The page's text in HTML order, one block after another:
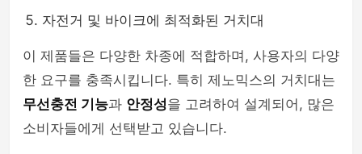
자전거 및 바이크에 최적화된 거치대
이 제품들은 다양한 차종에 적합하며, 사용자의 다양
한 요구를 충족시킵니다. 특히 제노믹스의 거치대는
무선충전 기능과 안정성을 고려하여 설계되어, 많은
소비자들에게 선택받고 있습니다.